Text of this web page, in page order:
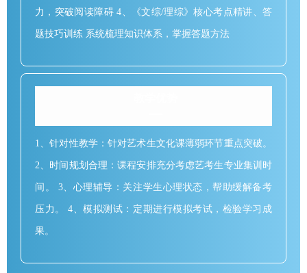
力，突破阅读障碍 4、《文综/理综》核心考点精讲、答
题技巧训练 系统梳理知识体系，掌握答题方法
1、针对性教学：针对艺术生文化课薄弱环节重点突破。
2、时间规划合理：课程安排充分考虑艺考生专业集训时
间。 3、心理辅导：关注学生心理状态，帮助缓解备考
压力。 4、模拟测试：定期进行模拟考试，检验学习成
果。